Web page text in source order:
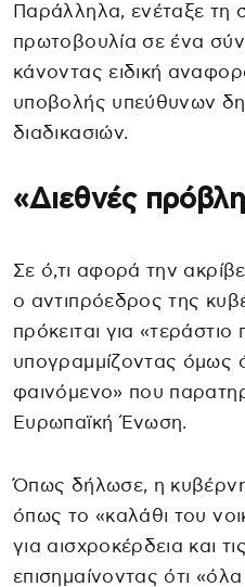
Παράλληλα, ενέταξε τη
πρωτοβουλία σε ένα
κάνοντας ειδική
υποβολής υπεύθυνων
διαδικασιών.
«Διεθνές
Σε ό,τι αφορά την
ο αντιπρόεδρος της
πρόκειται για
υπογραμμίζοντας όμως
φαινόμενο» που
Ευρωπαϊκή Ένωση.
Όπως δήλωσε, η
όπως το «καλάθι του
για αισχροκέρδεια και
επισημαίνοντας ότι